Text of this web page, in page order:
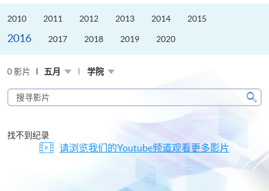
2010 2011 2012 2013 2014 2015
2016 2017 2018 2019 2020
0 影片 五月 学院
搜
寻
片
搜
找不到纪录
请浏览我们的Youtube频道观看更多影片